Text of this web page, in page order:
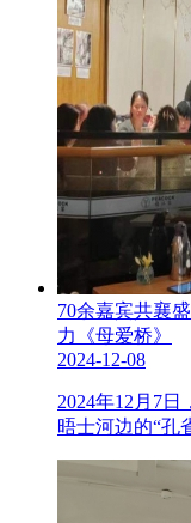
70余嘉宾共襄
力《母爱桥》
2024-12-08
2024年12月7
晤士河边的“孔